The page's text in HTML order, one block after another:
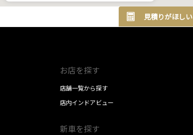
10:00～18:00
※ 12:00～13:00は電
話受付を休止させてい
GR Garage 東京北
10:00～18:00
見積りがほしい
お店を探す
店舗一覧から探す
店内インドアビュー
新車を探す